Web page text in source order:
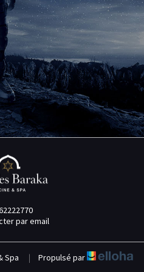
par email
Spa | Propulsé par